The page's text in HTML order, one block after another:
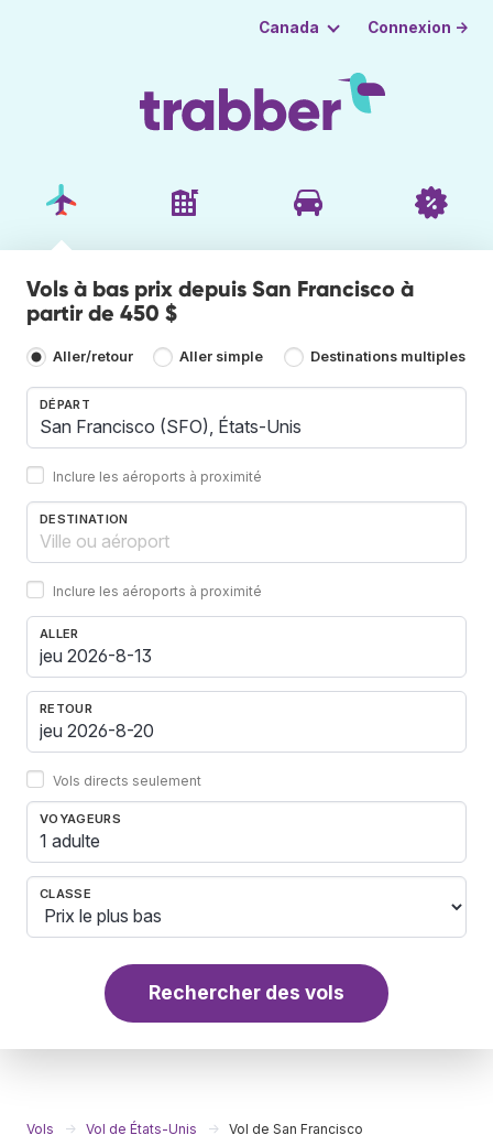
Canada Connexion →
Vols à bas prix depuis San Francisco à
partir de 450 $
Aller/retour Aller simple Destinations multiples
DÉPART
Inclure les aéroports à proximité
DESTINATION
Inclure les aéroports à proximité
ALLER
RETOUR
Vols directs seulement
VOYAGEURS
1 adulte
CLASSE
Rechercher des vols
Vols Vol de États-Unis Vol de San Francisco